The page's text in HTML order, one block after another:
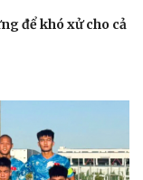
để khó xử cho cả